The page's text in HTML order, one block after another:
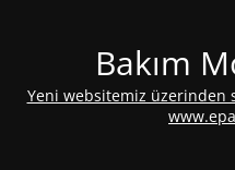
Bakım
Yeni websitemiz